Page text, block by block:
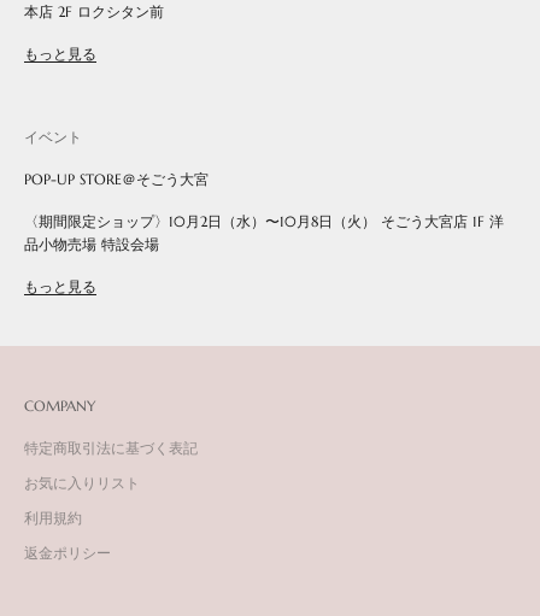
本店 2F ロクシタン前
もっと見る
イベント
POP-UP STORE＠そごう大宮
〈期間限定ショップ〉10月2日（水）〜10月8日（火） そごう大宮店 1F 洋
品小物売場 特設会場
もっと見る
COMPANY
特定商取引法に基づく表記
お気に入りリスト
利用規約
返金ポリシー